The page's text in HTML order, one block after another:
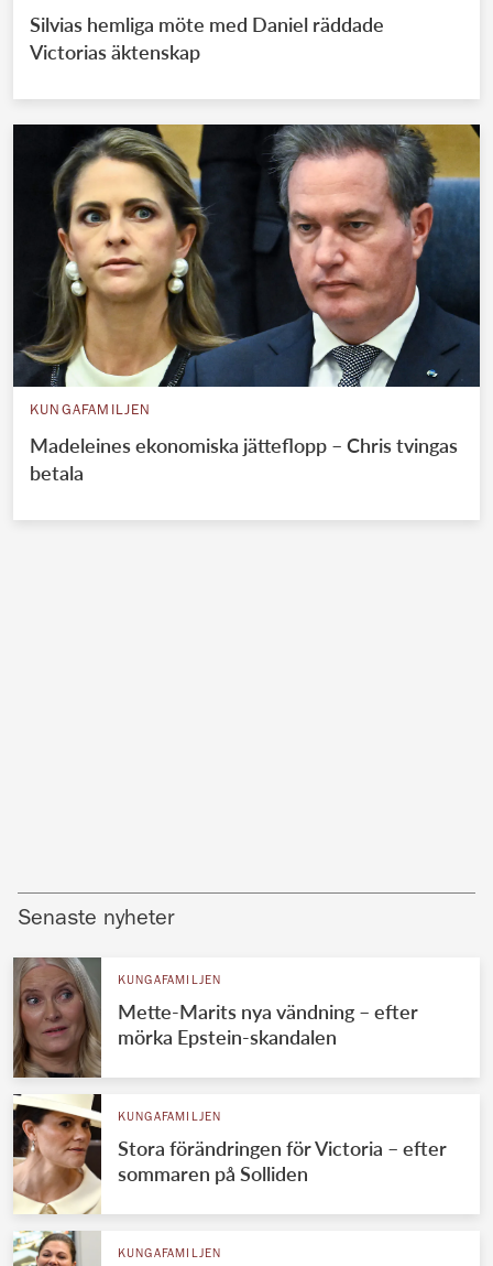
Silvias hemliga möte med Daniel räddade
Victorias äktenskap
KUNGAFAMILJEN
Madeleines ekonomiska jätteflopp – Chris tvingas
betala
Senaste nyheter
KUNGAFAMILJEN
Mette-Marits nya vändning – efter
mörka Epstein-skandalen
KUNGAFAMILJEN
Stora förändringen för Victoria – efter
sommaren på Solliden
KUNGAFAMILJEN